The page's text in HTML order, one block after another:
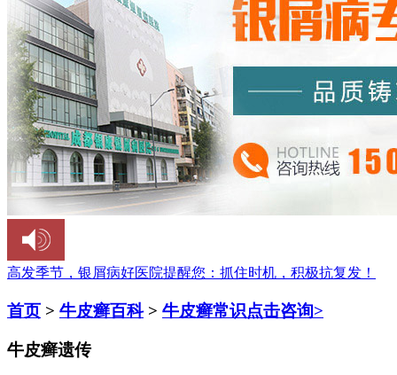
高发季节，银屑病好医院提醒您： 抓住时机，积极抗复发！
首页 > 牛皮癣百科> 牛皮癣常识点击咨询>
牛皮癣遗传